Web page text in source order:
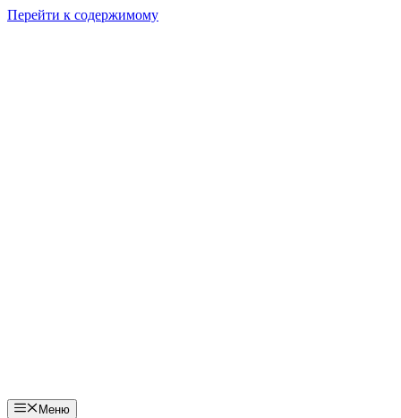
Перейти к содержимому
Меню